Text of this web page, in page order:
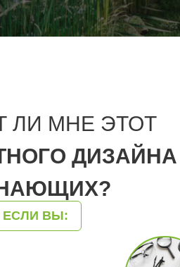
ЕСЛИ ВЫ:
ЛИ МНЕ ЭТОТ